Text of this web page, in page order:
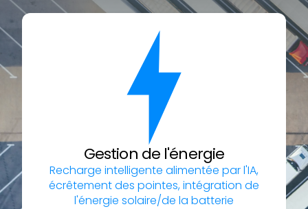
Gestion de l'énergie
Recharge intelligente alimentée par l'IA,
écrêtement des pointes, intégration de
l'énergie solaire/de la batterie